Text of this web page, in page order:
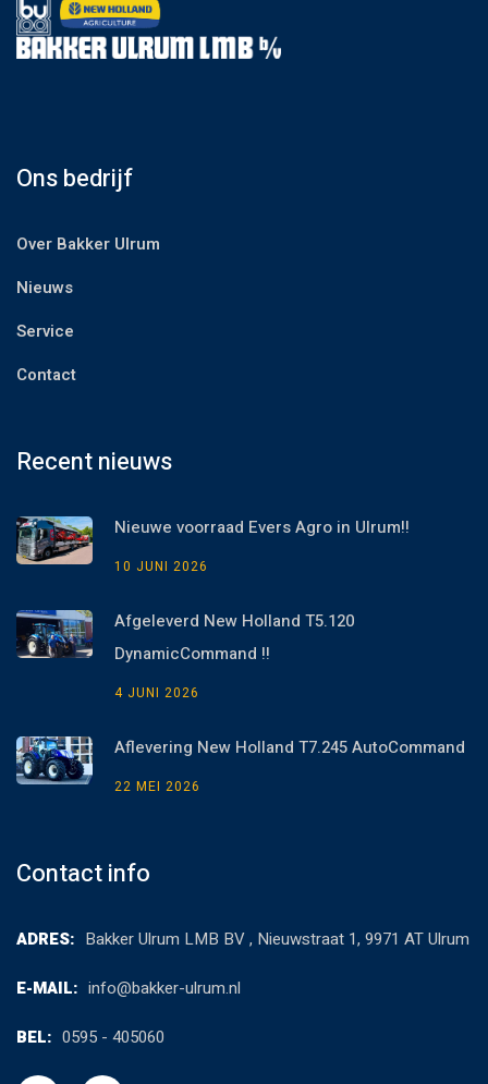
Ons bedrijf
Over Bakker Ulrum
Nieuws
Service
Contact
Recent nieuws
Nieuwe voorraad Evers Agro in Ulrum!!
10 JUNI 2026
Afgeleverd New Holland T5.120
DynamicCommand !!
4 JUNI 2026
Aflevering New Holland T7.245 AutoCommand
22 MEI 2026
Contact info
ADRES: Bakker Ulrum LMB BV , Nieuwstraat 1, 9971 AT Ulrum
E-MAIL: info@bakker-ulrum.nl
BEL: 0595 - 405060